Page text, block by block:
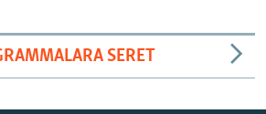
SERET